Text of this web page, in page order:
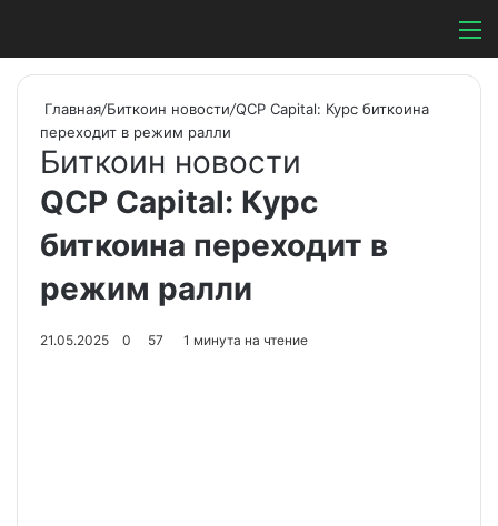
Switch skin
Главная/Биткоин новости/QCP Capital: Курс биткоина
переходит в режим ралли
Биткоин новости
QCP Capital: Курс
биткоина переходит в
режим ралли
21.05.2025 0 57 1 минута на чтение